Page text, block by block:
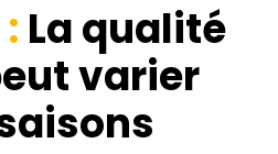
La qualité
varier